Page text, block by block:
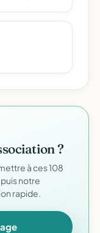
?
à ces 108
notre
rapide.